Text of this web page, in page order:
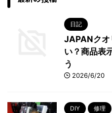
日記
JAPANクオ
い？商品表
う
2026/6/20
DIY 修理